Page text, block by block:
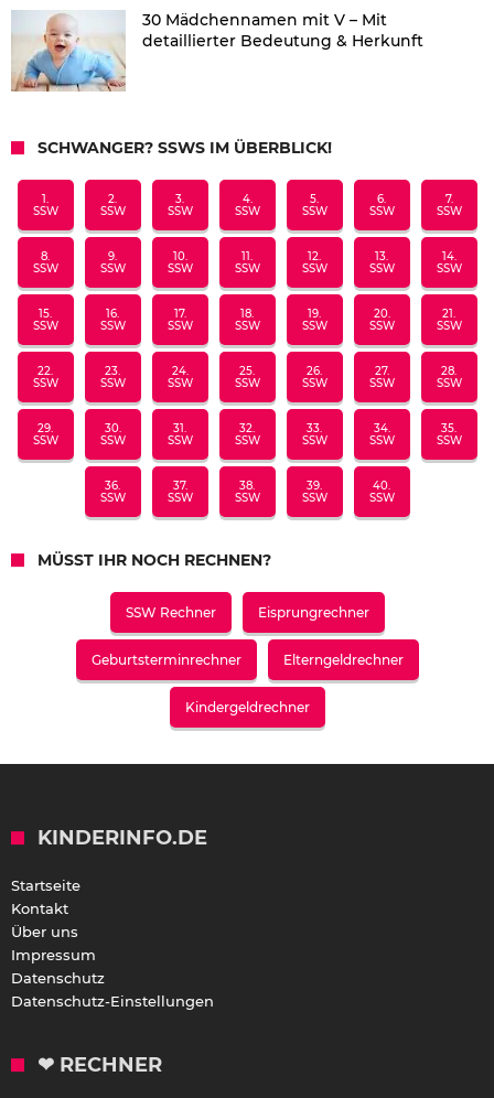
30 Mädchennamen mit V – Mit
detaillierter Bedeutung & Herkunft
SCHWANGER? SSWS IM ÜBERBLICK!
1.
SSW
2.
SSW
3.
SSW
4.
SSW
5.
SSW
6.
SSW
7.
SSW
8.
SSW
9.
SSW
10.
SSW
11.
SSW
12.
SSW
13.
SSW
14.
SSW
15.
SSW
16.
SSW
17.
SSW
18.
SSW
19.
SSW
20.
SSW
21.
SSW
22.
SSW
23.
SSW
24.
SSW
25.
SSW
26.
SSW
27.
SSW
28.
SSW
29.
SSW
30.
SSW
31.
SSW
32.
SSW
33.
SSW
34.
SSW
35.
SSW
36.
SSW
37.
SSW
38.
SSW
39.
SSW
40.
SSW
MÜSST IHR NOCH RECHNEN?
SSW Rechner Eisprungrechner
Geburtsterminrechner Elterngeldrechner
Kindergeldrechner
KINDERINFO.DE
Startseite
Kontakt
Über uns
Impressum
Datenschutz
Datenschutz-Einstellungen
❤ RECHNER